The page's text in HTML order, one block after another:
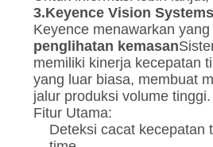
3.Keyence Vision Systems
Keyence menawarkan yang
penglihatan kemasan
memiliki kinerja kecepatan
yang luar biasa, membuat
jalur produksi volume tinggi.
Fitur Utama:
Deteksi cacat kecepatan